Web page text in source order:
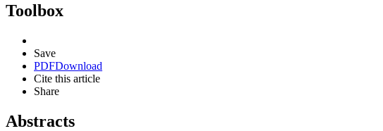
Toolbox
Save
PDFDownload
Cite this article
Share
Abstracts